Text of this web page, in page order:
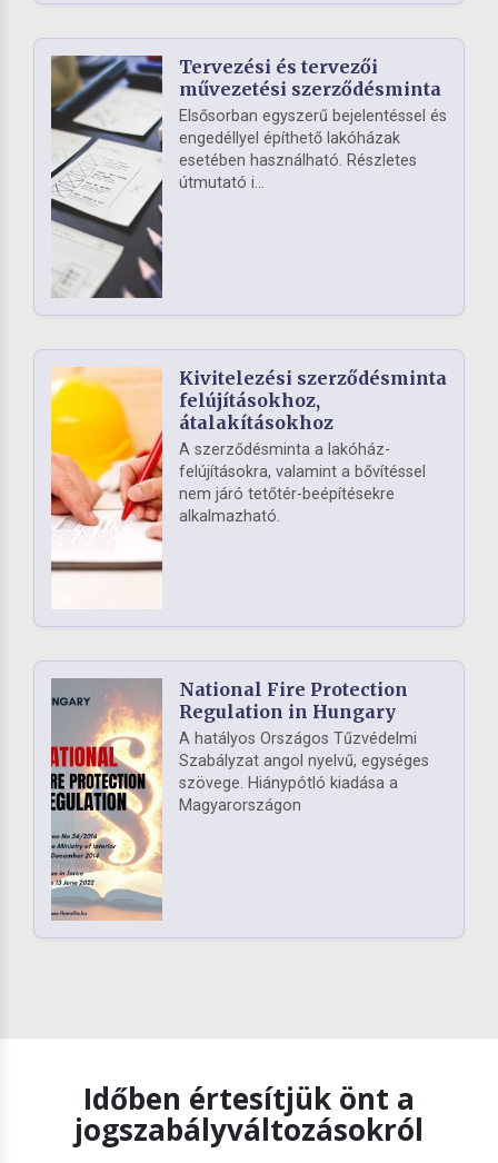
Tervezési és tervezői
művezetési szerződésminta
Elsősorban egyszerű bejelentéssel és
engedéllyel építhető lakóházak
esetében használható. Részletes
útmutató i...
Kivitelezési szerződésminta
felújításokhoz,
átalakításokhoz
A szerződésminta a lakóház-
felújításokra, valamint a bővítéssel
nem járó tetőtér-beépítésekre
alkalmazható.
National Fire Protection
Regulation in Hungary
A hatályos Országos Tűzvédelmi
Szabályzat angol nyelvű, egységes
szövege. Hiánypótló kiadása a
Magyarországon
Időben értesítjük önt a
jogszabályváltozásokról